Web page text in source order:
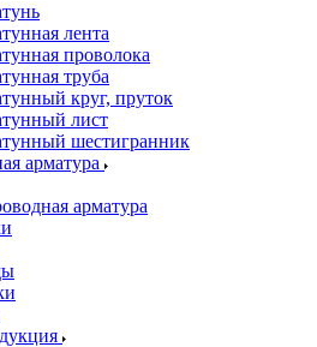
лента
проволока
труба
круг, пруток
лист
шестигранник
арматура
арматура